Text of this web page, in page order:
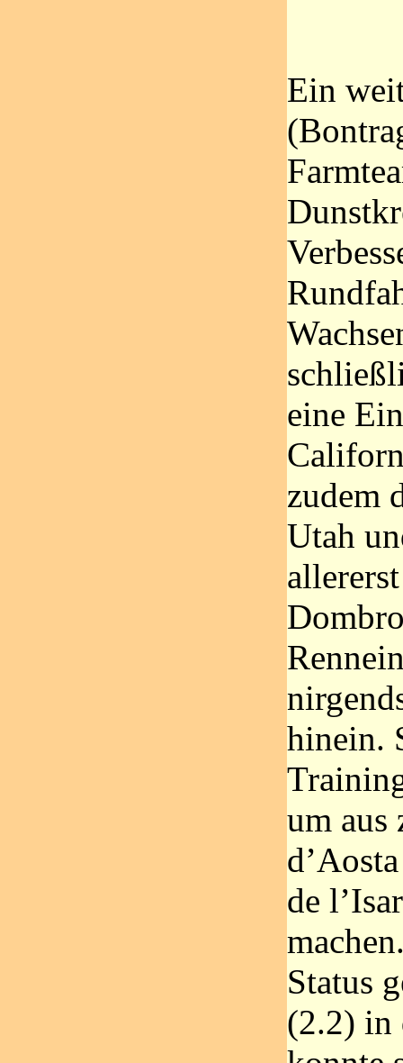
Ein
eine
zudem
Utah
hinein.
um aus
de
Status
(2.2) in